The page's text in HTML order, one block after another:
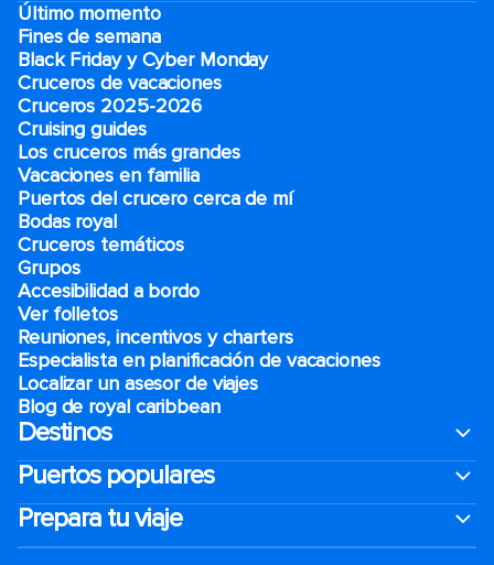
Último momento
Fines de semana
Black Friday y Cyber Monday
Cruceros de vacaciones
Cruceros 2025-2026
Cruising guides
Los cruceros más grandes
Vacaciones en familia
Puertos del crucero cerca de mí
Bodas royal
Cruceros temáticos
Grupos
Accesibilidad a bordo
Ver folletos
Reuniones, incentivos y charters​
Especialista en planificación de vacaciones
Localizar un asesor de viajes
Blog de royal caribbean
Destinos
Puertos populares
Prepara tu viaje